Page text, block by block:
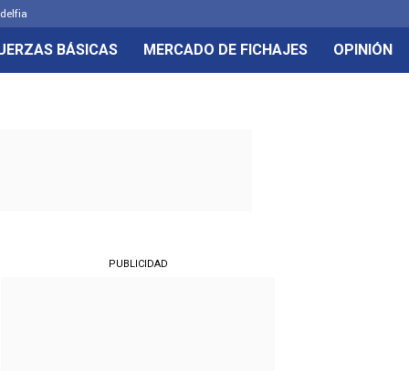
BÁSICAS MERCADO DE FICHAJES OPINIÓN
PUBLICIDAD